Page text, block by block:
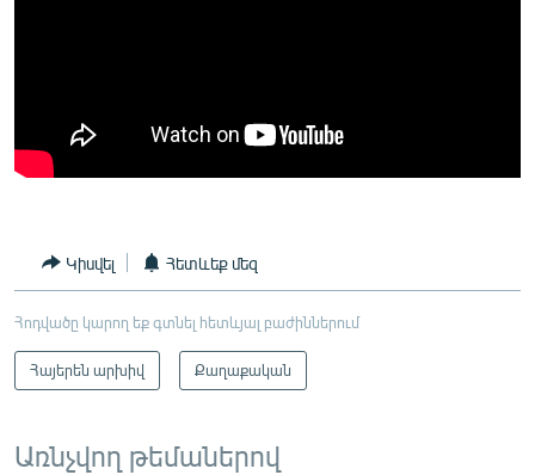
Կիսվել Հետևեք մեզ
Հոդվածը կարող եք գտնել հետևյալ բաժիններում
Հայերեն արխիվ Քաղաքական
Առնչվող թեմաներով